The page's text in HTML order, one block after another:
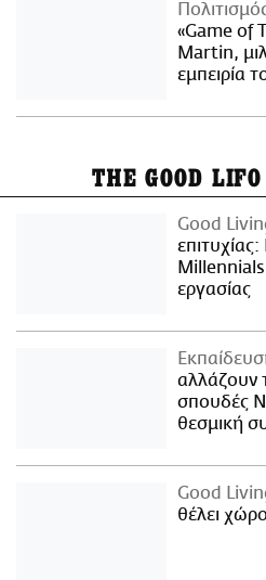
«Game of
Martin,
εμπειρία
THE GOOD LIFO
Good
εργασίας
αλλάζουν
σπουδές
θεσμική
Good
θέλει